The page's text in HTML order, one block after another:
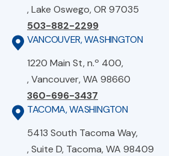
, Lake Oswego, OR 97035
503-882-2299
VANCOUVER, WASHINGTON
1220 Main St, n.º 400,
, Vancouver, WA 98660
360-696-3437
TACOMA, WASHINGTON
5413 South Tacoma Way,
, Suite D, Tacoma, WA 98409